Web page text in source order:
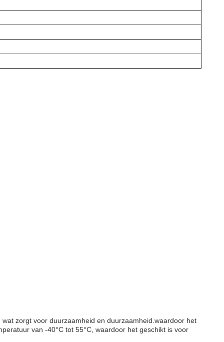
zorgt voor duurzaamheid en duurzaamheid.waardoor het
van -40°C tot 55°C, waardoor het geschikt is voor